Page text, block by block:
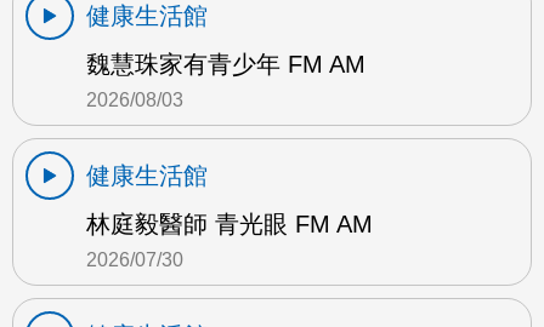
健康生活館
魏慧珠家有青少年 FM AM
2026/08/03
健康生活館
林庭毅醫師 青光眼 FM AM
2026/07/30